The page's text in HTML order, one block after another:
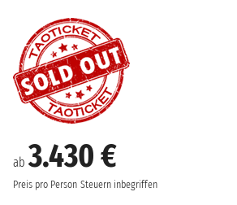
ab3.430 €
Preis pro Person Steuern inbegriffen